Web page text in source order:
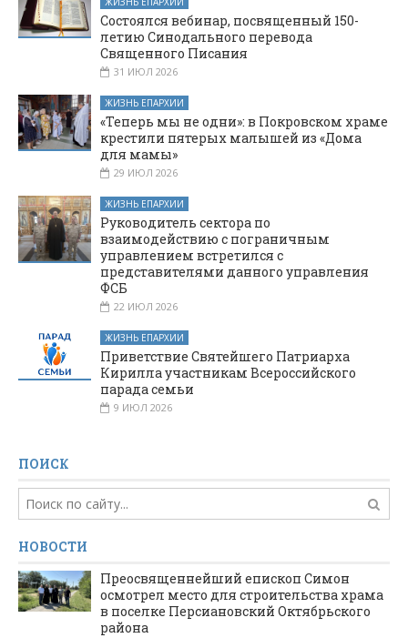
Состоялся вебинар, посвященный 150-
летию Синодального перевода
Священного Писания
31 ИЮЛ 2026
ЖИЗНЬ ЕПАРХИИ
«Теперь мы не одни»: в Покровском храме
крестили пятерых малышей из «Дома
для мамы»
29 ИЮЛ 2026
ЖИЗНЬ ЕПАРХИИ
Руководитель сектора по
взаимодействию с пограничным
управлением встретился с
представителями данного управления
ФСБ
22 ИЮЛ 2026
ЖИЗНЬ ЕПАРХИИ
Приветствие Святейшего Патриарха
Кирилла участникам Всероссийского
парада семьи
9 ИЮЛ 2026
ПОИСК
НОВОСТИ
Преосвященнейший епископ Симон
осмотрел место для строительства храма
в поселке Персиановский Октябрьского
района